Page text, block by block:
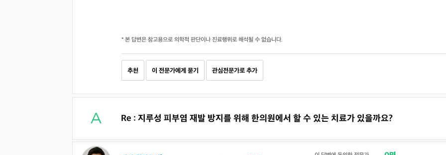
* 본 답변은 참고용으로 의학적 판단이나 진료행위로 해석될 수 없습니다.
추천 이 전문가에게 묻기 관심전문가로 추가
Re : 지루성 피부염 재발 방지를 위해 한의원에서 할 수 있는 치료가 있을까요?